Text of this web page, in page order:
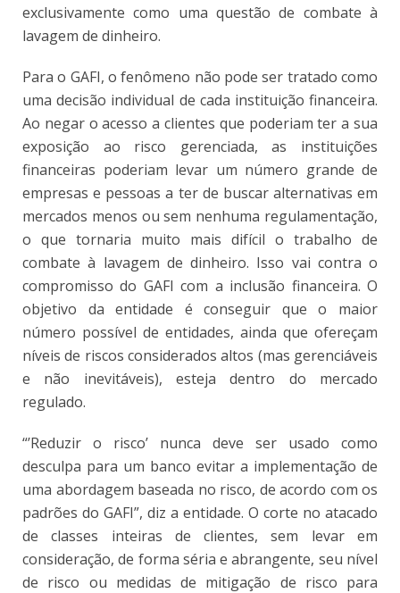
exclusivamente como uma questão de combate à
lavagem de dinheiro.
Para o GAFI, o fenômeno não pode ser tratado como
uma decisão individual de cada instituição financeira.
Ao negar o acesso a clientes que poderiam ter a sua
exposição ao risco gerenciada, as instituições
financeiras poderiam levar um número grande de
empresas e pessoas a ter de buscar alternativas em
mercados menos ou sem nenhuma regulamentação,
o que tornaria muito mais difícil o trabalho de
combate à lavagem de dinheiro. Isso vai contra o
compromisso do GAFI com a inclusão financeira. O
objetivo da entidade é conseguir que o maior
número possível de entidades, ainda que ofereçam
níveis de riscos considerados altos (mas gerenciáveis
e não inevitáveis), esteja dentro do mercado
regulado.
“’Reduzir o risco’ nunca deve ser usado como
desculpa para um banco evitar a implementação de
uma abordagem baseada no risco, de acordo com os
padrões do GAFI”, diz a entidade. O corte no atacado
de classes inteiras de clientes, sem levar em
consideração, de forma séria e abrangente, seu nível
de risco ou medidas de mitigação de risco para